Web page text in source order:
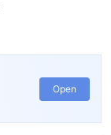
Open